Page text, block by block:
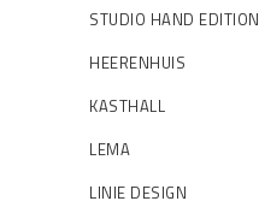
STUDIO HAND EDITION
HEERENHUIS
KASTHALL
LEMA
LINIE DESIGN